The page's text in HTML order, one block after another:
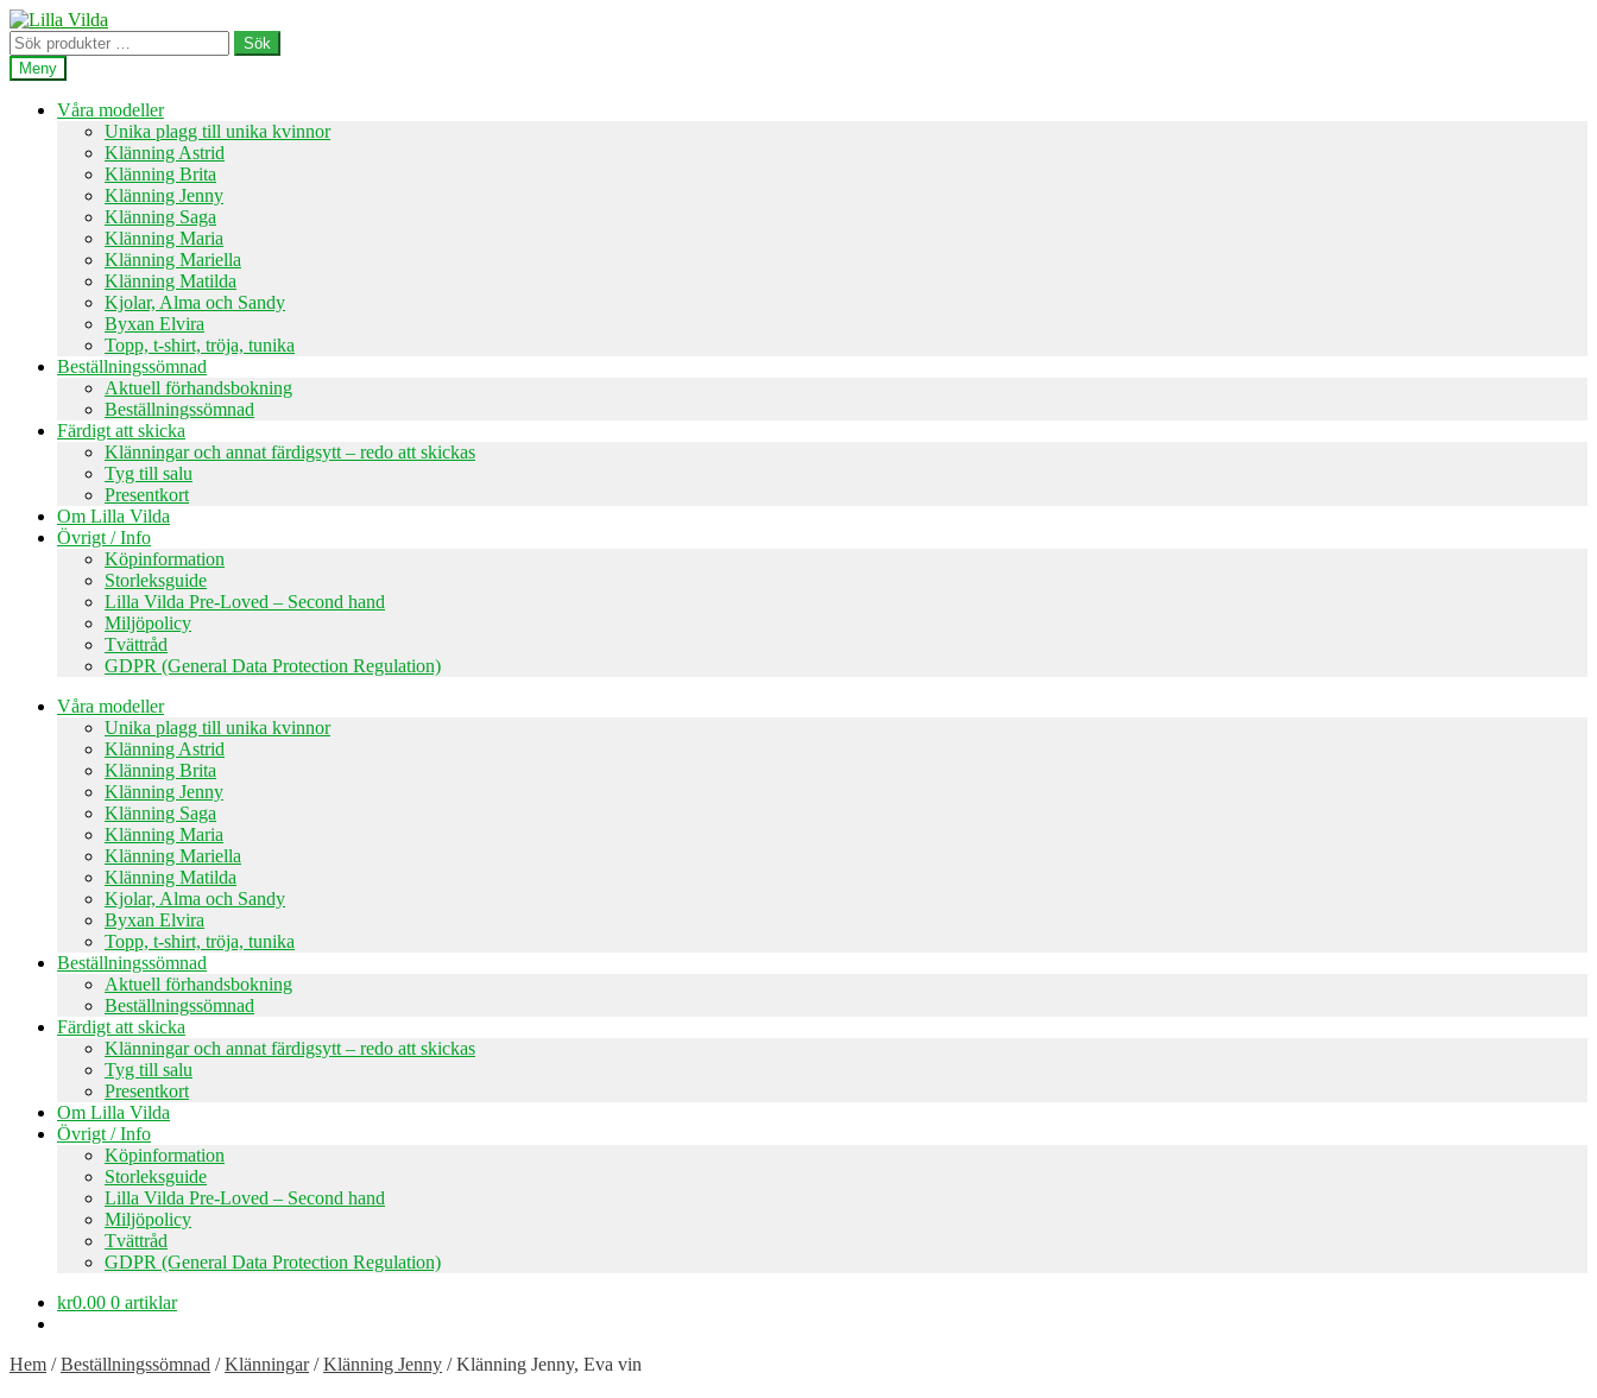
Hoppa
till
navigering
Hoppa
till
innehåll
Sök
efter:
Sök
Meny
Våra modeller
Unika plagg till unika kvinnor
Klänning Astrid
Klänning Brita
Klänning Jenny
Klänning Saga
Klänning Maria
Klänning Mariella
Klänning Matilda
Kjolar, Alma och Sandy
Byxan Elvira
Topp, t-shirt, tröja, tunika
Beställningssömnad
Aktuell förhandsbokning
Beställningssömnad
Färdigt att skicka
Klänningar och annat färdigsytt – redo att skickas
Tyg till salu
Presentkort
Om Lilla Vilda
Övrigt / Info
Köpinformation
Storleksguide
Lilla Vilda Pre-Loved – Second hand
Miljöpolicy
Tvättråd
GDPR (General Data Protection Regulation)
Våra modeller
Unika plagg till unika kvinnor
Klänning Astrid
Klänning Brita
Klänning Jenny
Klänning Saga
Klänning Maria
Klänning Mariella
Klänning Matilda
Kjolar, Alma och Sandy
Byxan Elvira
Topp, t-shirt, tröja, tunika
Beställningssömnad
Aktuell förhandsbokning
Beställningssömnad
Färdigt att skicka
Klänningar och annat färdigsytt – redo att skickas
Tyg till salu
Presentkort
Om Lilla Vilda
Övrigt / Info
Köpinformation
Storleksguide
Lilla Vilda Pre-Loved – Second hand
Miljöpolicy
Tvättråd
GDPR (General Data Protection Regulation)
kr0.00 0 artiklar
Hem /Beställningssömnad /Klänningar/Klänning Jenny /Klänning Jenny, Eva vin